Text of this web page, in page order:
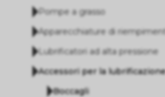
Pompe a grasso
Apparecchiature di
Lubrificatori ad alta pressione
Accessori per la
Boccagli